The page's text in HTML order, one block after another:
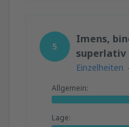
5
Imens,
superlativ
Einzelheiten
Allgemein:
Lage: